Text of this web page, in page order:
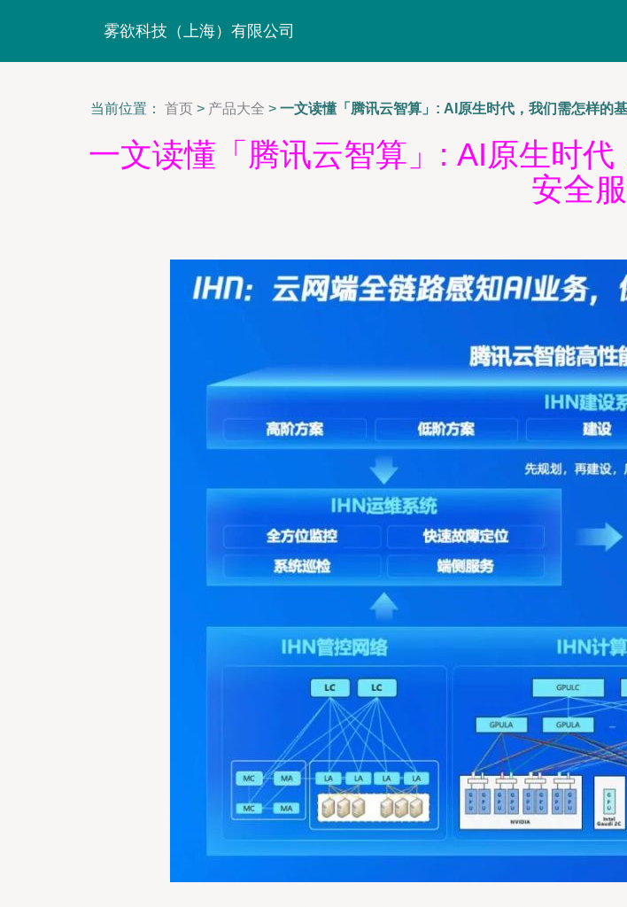
雾欲科技（上海）有限公司
当前位置： 首页 > 产品大全 > 一文读懂「腾讯云智算」: AI原生时代，我们需怎样的
一文读懂「腾讯云智算」: AI原生时
安全